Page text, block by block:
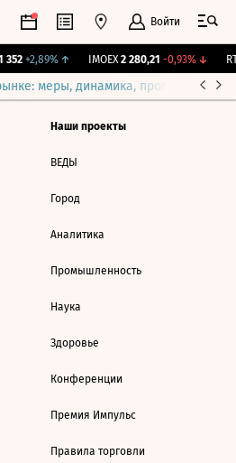
Войти
+2,89%↑ IMOEX 2 280,21 -0,93%↓
меры, динамика, прогнозы
Наши проекты
ВЕДЫ
Город
Аналитика
Промышленность
Наука
Здоровье
Конференции
Премия Импульс
Правила торговли